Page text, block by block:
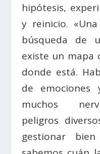
hipótesis,
y reinicio.
búsqueda de
existe un mapa
donde está.
de emociones
muchos
peligros
gestionar